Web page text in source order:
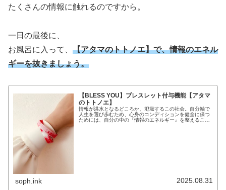
たくさんの情報に触れるのですから。
一日の最後に、
お風呂に入って、 【アタマのトトノエ】で、情報のエネル
ギーを抜きましょう。
【BLESS YOU】ブレスレット付与機能【アタマ
のトトノエ】
情報が洪水となるどころか、氾濫するこの社会。自分軸で
人生を選び歩むため、心身のコンディションを健全に保つ
ためには、自分の中の『情報のエネルギー』を整えること
soph.ink 2025.08.31